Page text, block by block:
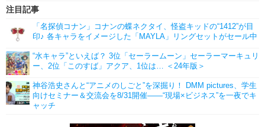
注目記事
「名探偵コナン」コナンの蝶ネクタイ、怪盗キッドの“1412”が目
印♪ 各キャラをイメージした「MAYLA」リングセットがセール中
“水キャラ”といえば？ 3位「セーラームーン」セーラーマーキュリ
ー、2位「このすば」アクア、1位は… ＜24年版＞
神谷浩史さんと“アニメのしごと”を深掘り！ DMM pictures、学生
向けセミナー＆交流会を8/31開催――“現場×ビジネス”を一夜でキ
ャッチ